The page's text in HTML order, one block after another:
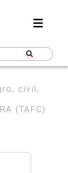
civil,
(TAFC)